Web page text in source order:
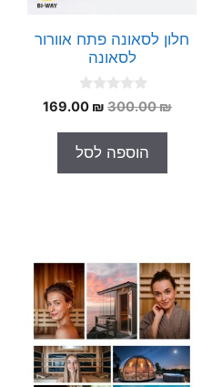
חלון לסאונה פתח אוורור
לסאונה
0
o
o
5
300.00₪
המחיר
היה:
300.00 ₪.
169.00 ₪
המחיר
הוספה לסל